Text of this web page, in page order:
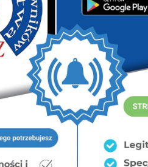
NEXT ARTICLE
RPO: Policja
nadużywa kajdanek